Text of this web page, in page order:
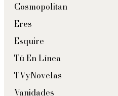
Cosmopolitan
Eres
Esquire
Tú En Línea
TVyNovelas
Vanidades